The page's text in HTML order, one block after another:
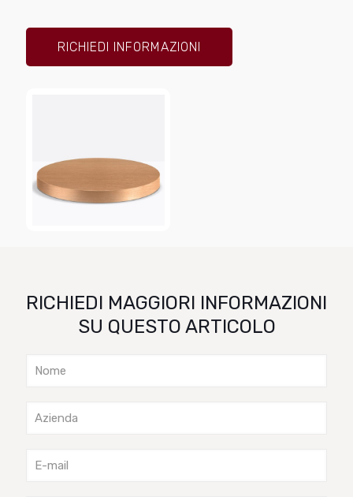
RICHIEDI INFORMAZIONI
RICHIEDI MAGGIORI INFORMAZIONI
SU QUESTO ARTICOLO